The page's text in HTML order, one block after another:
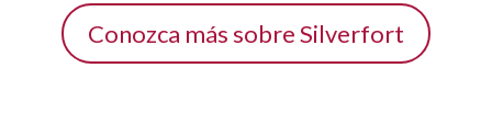
Conozca más sobre Silverfort